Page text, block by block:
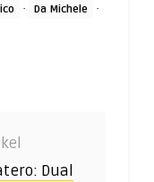
· Da Michele ·
Dual